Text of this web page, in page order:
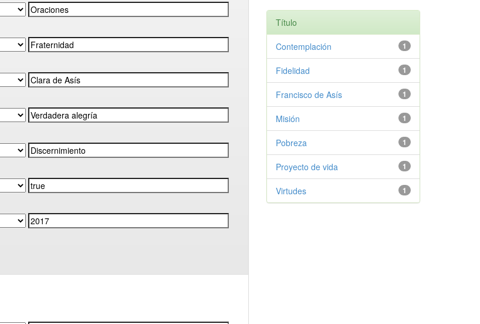
Título
1
Contemplación
1
Fidelidad
1
Francisco de Asís
1
Misión
1
Pobreza
1
Proyecto de vida
1
Virtudes